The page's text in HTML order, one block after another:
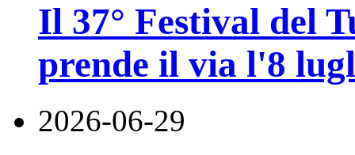
Il 37° Festival del
prende il via l'8
2026-06-29